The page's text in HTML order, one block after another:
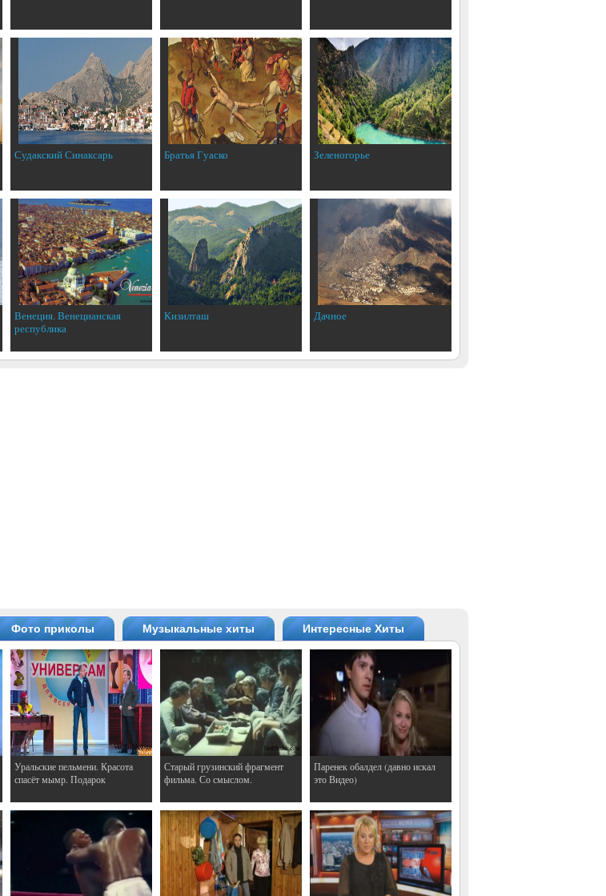
Судакский Синаксарь Братья Гуаско Зеленогорье
Венеция. Венецианская
республика
Кизилташ Дачное
Фото приколы Музыкальные хиты Интересные Хиты
Уральские пельмени. Красота
спасёт мымр. Подарок
Старый грузинский фрагмент
фильма. Со смыслом.
Паренек обалдел (давно искал
это Видео)